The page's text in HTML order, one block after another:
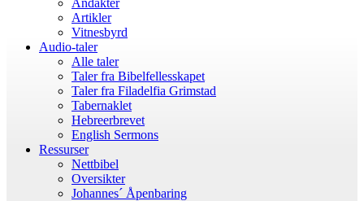
Andakter
Artikler
Vitnesbyrd
Audio-taler
Alle taler
Taler fra Bibelfellesskapet
Taler fra Filadelfia Grimstad
Tabernaklet
Hebreerbrevet
English Sermons
Ressurser
Nettbibel
Oversikter
Johannes´ Åpenbaring